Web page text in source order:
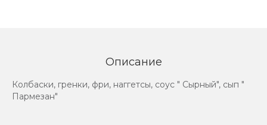
Описание
Колбаски, гренки, фри, наггетсы, соус " Сырный", сып "
Пармезан"